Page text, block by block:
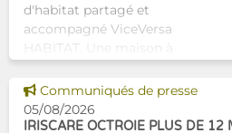
d'habitat partagé et
accompagné ViceVersa
HABITAT. Une maison à
alternative innovante et
humaine aux structures
d’hébergement traditionnel
Voir cette news
Communiqués de presse
05/08/2026
IRISCARE OCTROIE PLUS DE 12